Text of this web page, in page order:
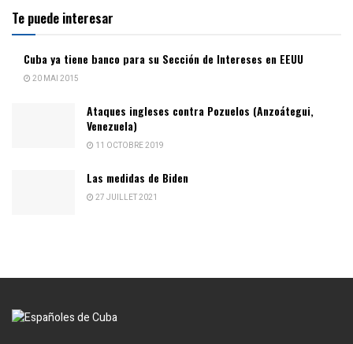
Te puede interesar
Cuba ya tiene banco para su Sección de Intereses en EEUU
20 MAI 2015
Ataques ingleses contra Pozuelos (Anzoátegui,
Venezuela)
11 OCTOBRE 2019
Las medidas de Biden
27 JUILLET 2021